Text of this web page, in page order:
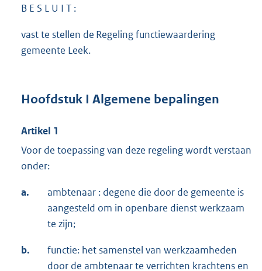
B E S L U I T :
vast te stellen de Regeling functiewaardering
gemeente Leek.
Hoofdstuk I Algemene bepalingen
Artikel 1
Voor de toepassing van deze regeling wordt verstaan
onder:
a.
ambtenaar : degene die door de gemeente is
aangesteld om in openbare dienst werkzaam
te zijn;
b.
functie: het samenstel van werkzaamheden
door de ambtenaar te verrichten krachtens en